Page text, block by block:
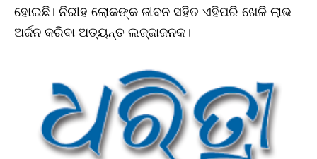
ହୋଇଛି। ନିରୀହ ଲୋକଙ୍କ ଜୀବନ ସହିତ ଏହିପରି ଖେଳି ଲାଭ
ଅର୍ଜନ କରିବା ଅତ୍ୟନ୍ତ ଲଜ୍ଜାଜନକ।